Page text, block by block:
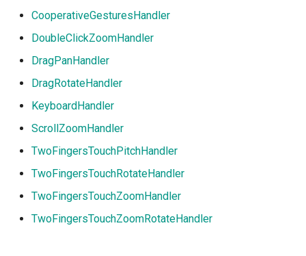
CooperativeGesturesHandler
DoubleClickZoomHandler
DragPanHandler
DragRotateHandler
KeyboardHandler
ScrollZoomHandler
TwoFingersTouchPitchHandler
TwoFingersTouchRotateHandler
TwoFingersTouchZoomHandler
TwoFingersTouchZoomRotateHandler